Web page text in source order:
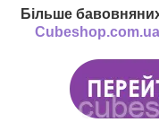
Більше
Cubeshop.com.ua